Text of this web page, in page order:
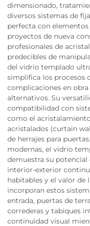
dimensionado,
diversos sistemas de
perfecta con
proyectos de nueva
profesionales de
predecibles de
del vidrio templado
simplifica los procesos
complicaciones en
alternativos. Su
compatibilidad con
como el
acristalados (curtain
de herrajes para
modernas, el vidrio
demuestra su
interior-exterior
habitables y el valor de
incorporan estos
entrada, puertas de
correderas y tabiques
continuidad visual